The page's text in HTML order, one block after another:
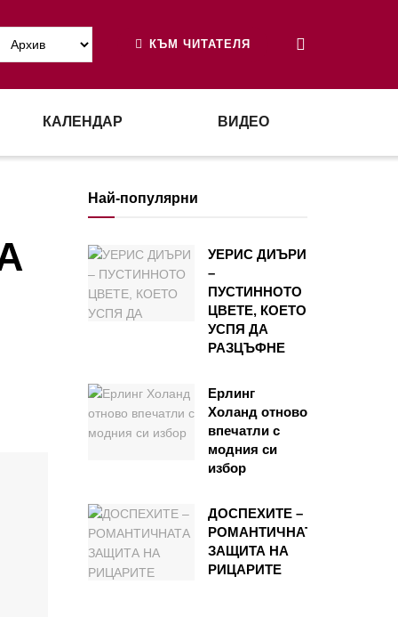
КЪМ ЧИТАТЕЛЯ
КАЛЕНДАР ВИДЕО
Най-популярни
УЕРИС ДИЪРИ
–
ПУСТИННОТО
ЦВЕТЕ, КОЕТО
УСПЯ ДА
РАЗЦЪФНЕ
Ерлинг
Холанд отново
впечатли с
модния си
избор
ДОСПЕХИТЕ –
РОМАНТИЧНАТА
ЗАЩИТА НА
РИЦАРИТЕ